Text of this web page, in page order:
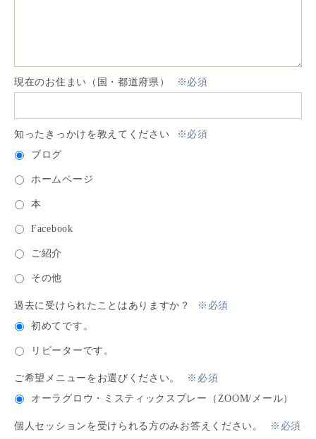
現在のお住まい（国・都道府県） ※必須
知ったきっかけを教えてください
※必須
ブログ
ホームページ
本
Facebook
ご紹介
その他
過去に受けられたことはありますか？
※必須
初めてです。
リピーターです。
ご希望メニューをお選びください。
※必須
オーラグロウ・ミスティックスプレー（ZOOM/メール）
個人セッションを受けられる方のみお答えください。
※必須